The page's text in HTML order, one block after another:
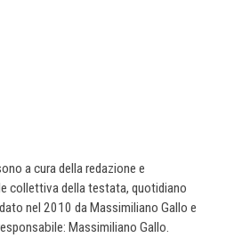
a cura della redazione e
collettiva della testata, quotidiano
nel 2010 da Massimiliano Gallo e
Massimiliano Gallo.